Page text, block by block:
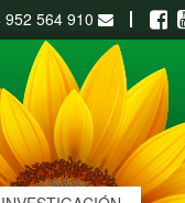
952 564 910